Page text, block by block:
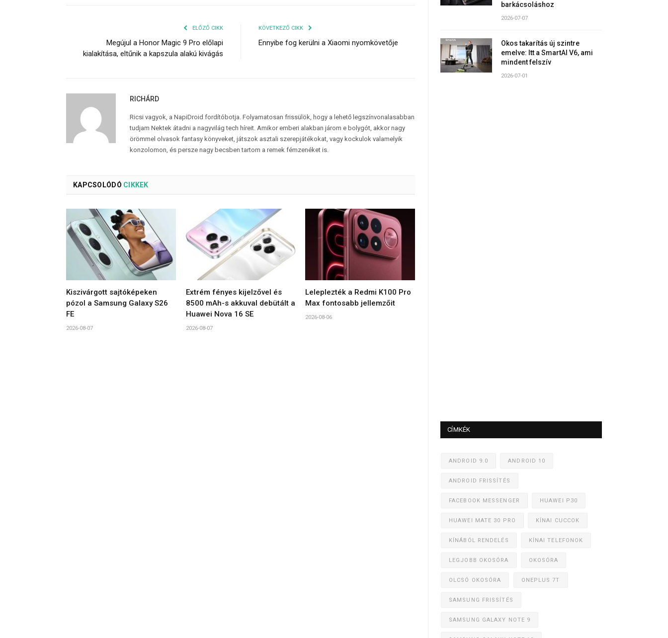
ELŐZŐ CIKK
Megújul a Honor Magic 9 Pro előlapi
kialakítása, eltűnik a kapszula alakú kivágás
KÖVETKEZŐ CIKK
Ennyibe fog kerülni a Xiaomi nyomkövetője
RICHÁRD
Ricsi vagyok, a NapiDroid fordítóbotja. Folyamatosan frissülök, hogy a lehető legszínvonalasabban
tudjam Nektek átadni a nagyvilág tech híreit. Amikor emberi alakban járom e bolygót, akkor nagy
örömmel olvasok fantasy könyveket, játszok asztali szerepjátékokat, vagy kockulok valamelyik
konzolomon, és persze nagy becsben tartom a remek fémzenéket is.
KAPCSOLÓDÓ CIKKEK
Kiszivárgott sajtóképeken
pózol a Samsung Galaxy S26
FE
2026-08-07
Extrém fényes kijelzővel és
8500 mAh-s akkuval debütált a
Huawei Nova 16 SE
2026-08-07
Leleplezték a Redmi K100 Pro
Max fontosabb jellemzőit
2026-08-06
barkácsoláshoz
2026-07-07
Okos takarítás új szintre
emelve: Itt a SmartAI V6, ami
mindent felszív
2026-07-01
CÍMKÉK
ANDROID 9.0 ANDROID 10
ANDROID FRISSÍTÉS
FACEBOOK MESSENGER HUAWEI P30
HUAWEI MATE 30 PRO KÍNAI CUCCOK
KÍNÁBÓL RENDELÉS KÍNAI TELEFONOK
LEGJOBB OKOSÓRA OKOSÓRA
OLCSÓ OKOSÓRA ONEPLUS 7T
SAMSUNG FRISSÍTÉS
SAMSUNG GALAXY NOTE 9